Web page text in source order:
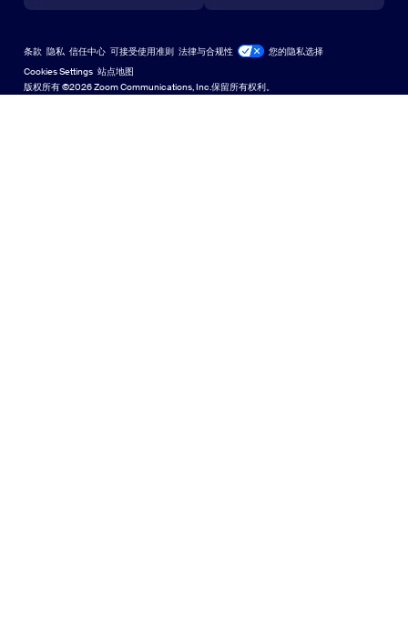
Zoom 体验中心Zoom 体验中心
Zoom for StartupsZoom for Startups
学习中心
技术内容库技术内容库
反馈
Español
版权所有 ©2026 Zoom Communications, Inc.保留所有权利。
条款 隐私 信任中心 可接受使用准则 法律与合规性
您的隐私选择
Cookies Settings 站点地图
站点地图